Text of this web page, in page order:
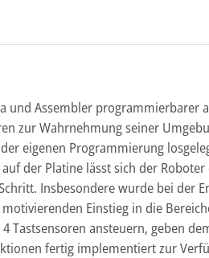
und Assembler
zur Wahrnehmung seiner
eigenen Programmierung
der Platine lässt sich der
Insbesondere wurde bei der
Einstieg in die
ansteuern, geben
fertig implementiert zur